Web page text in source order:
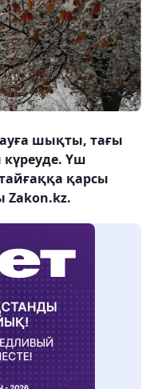
шықты, тағы
Үш
қарсы
Zakon.kz.